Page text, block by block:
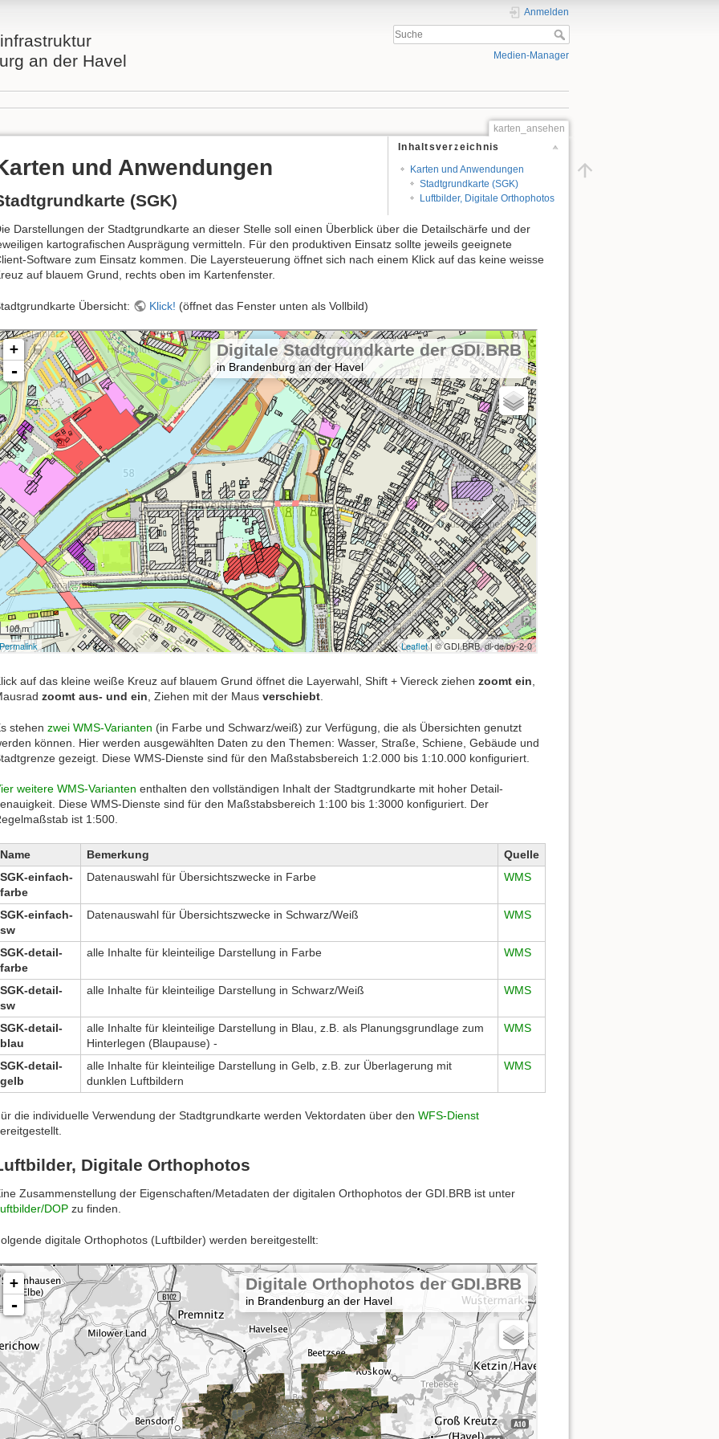
an der Havel
Anmelden
Medien-Manager
karten_ansehen
Inhaltsverzeichnis
Karten und Anwendungen
Stadtgrundkarte (SGK)
Luftbilder, Digitale Orthophotos
und Anwendungen
(SGK)
Darstellungen der Stadtgrundkarte an dieser Stelle soll einen Überblick über die Detailschärfe und der
kartografischen Ausprägung vermitteln. Für den produktiven Einsatz sollte jeweils geeignete
Software zum Einsatz kommen. Die Layersteuerung öffnet sich nach einem Klick auf das keine weisse
auf blauem Grund, rechts oben im Kartenfenster.
Übersicht: Klick! (öffnet das Fenster unten als Vollbild)
auf das kleine weiße Kreuz auf blauem Grund öffnet die Layerwahl, Shift + Viereck ziehen zoomt ein
zoomt aus- und ein , Ziehen mit der Maus verschiebt
stehen zwei WMS-Varianten (in Farbe und Schwarz/weiß) zur Verfügung, die als Übersichten genutzt
können. Hier werden ausgewählten Daten zu den Themen: Wasser, Straße, Schiene, Gebäude und
gezeigt. Diese WMS-Dienste sind für den Maßstabsbereich 1:2.000 bis 1:10.000 konfiguriert.
weitere WMS-Varianten enthalten den vollständigen Inhalt der Stadtgrundkarte mit hoher Detail-
Diese WMS-Dienste sind für den Maßstabsbereich 1:100 bis 1:3000 konfiguriert. Der
ist 1:500.
Name Bemerkung
Quelle
SGK-einfach-
farbe
Datenauswahl für Übersichtszwecke in Farbe WMS
SGK-einfach-
sw
Datenauswahl für Übersichtszwecke in Schwarz/Weiß WMS
SGK-detail-
farbe
alle Inhalte für kleinteilige Darstellung in Farbe WMS
SGK-detail-
sw
alle Inhalte für kleinteilige Darstellung in Schwarz/Weiß WMS
SGK-detail-
blau
alle Inhalte für kleinteilige Darstellung in Blau, z.B. als Planungsgrundlage zum
Hinterlegen (Blaupause) -
WMS
SGK-detail-
gelb
alle Inhalte für kleinteilige Darstellung in Gelb, z.B. zur Überlagerung mit
dunklen Luftbildern
WMS
die individuelle Verwendung der Stadtgrundkarte werden Vektordaten über den WFS-Dienst
Digitale Orthophotos
Zusammenstellung der Eigenschaften/Metadaten der digitalen Orthophotos der GDI.BRB ist unter
DOP zu finden.
digitale Orthophotos (Luftbilder) werden bereitgestellt: